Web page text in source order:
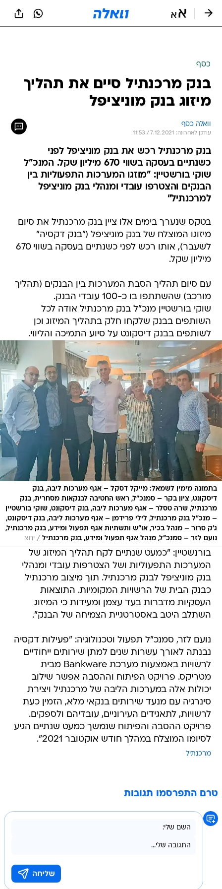
כסף
בנק מרכנתיל סיים את תהליך
מיזוג בנק מוניציפל
וואלה כסף
עודכן לאחרונה: 7.12.2021 / 11:53
בנק מרכנתיל רכש את בנק מוניציפל לפני
כשנתיים בעסקה בשווי 670 מיליון שקל. המנכ"ל
שוקי בורשטיין: "מוזגו המערכות התפעוליות בין
הבנקים והצטרפו עובדי ומנהלי בנק מוניציפל
למרכנתיל"
בטקס שנערך בימים אלו ציין בנק מרכנתיל את סיום
מיזוגו המוצלח של בנק מוניציפל ("בנק דקסיה"
לשעבר), אותו רכש לפני כשנתיים בעסקה בשווי 670
מיליון שקל.
עם סיום תהליך הסבת המערכות בין הבנקים (תהליך
מורכב) שהשתתפו בו כ-100 עובדי הבנק.
שוקי בורשטיין מנכ"ל בנק מרכנתיל אודה לכל
השותפים בבנק שלקחו חלק בתהליך המיזוג וכן
לשותפים בבנק דיסקונט על סיוע התמיכה והליווי.
בתמונה מימין לשמאל: מייקל דסקל – אגף מערכות ליבה, בנק
דיסקונט, ציון בקר – סמנכ"ל, ראש החטיבה לבנקאות מסחרית, בנק
מרכנתיל, שרה טסלר – אגף מערכות ליבה, בנק דיסקונט, שוקי בורשטיין
– מנכ"ל בנק מרכנתיל, לילי פרידמן – אגף מערכות ליבה, בנק דיסקונט,
ג'ק סרור – מנהל בכיר, או"ש ותשתיות אגף תפעול ומידע, בנק מרכנתיל,
נועם לזר – סמנכ"ל, מנהל אגף תפעול ומידע, בנק מרכנתיל / יחצ
בורנשטיין: "כמעט שנתיים לקח תהליך המיזוג של
המערכות התפעוליות ושל הצטרפות עובדי ומנהלי
בנק מוניציפל לבנק מרכנתיל. תוך מיצוב מרכנתיל
כבנק הבית של הרשויות המקומיות. התוצאות
העסקיות מדברות בעד עצמן ומעידות כי המיזוג
השתלב היטב באסטרטגיית הצמיחה של הבנק".
נועם לזר, סמנכ"ל תפעול וטכנולוגיה: "פעילות דקסיה
נבנתה לאורך עשרות שנים למתן שירותים ייחודיים
לרשויות באמצעות מערכת Bankware מבית
מטריקס. פרויקט הפיתוח וההסבה אפשר שילוב
יכולות אלה במערכות הליבה של מרכנתיל ויצירת
סינרגיה עם מנעד שירותים בנקאי מלא, הזמין כעת
לרשויות, לתאגידים העירוניים, עובדיהם ולספקים.
פרויקט ההסבה והפיתוח שנמשך כמעט שנתיים הגיע
לסיומו המוצלח במהלך חודש אוקטובר 2021".
מרכנתיל
טרם התפרסמו תגובות